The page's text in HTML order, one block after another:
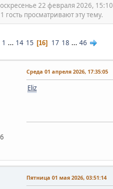
22 февраля 2026,
гость просматривают эту тему.
1 ... 14 15 16 17 18 ... 46
Среда 01 апреля 2026, 17:35:05
Eliz
Пятница 01 мая 2026, 03:51:14